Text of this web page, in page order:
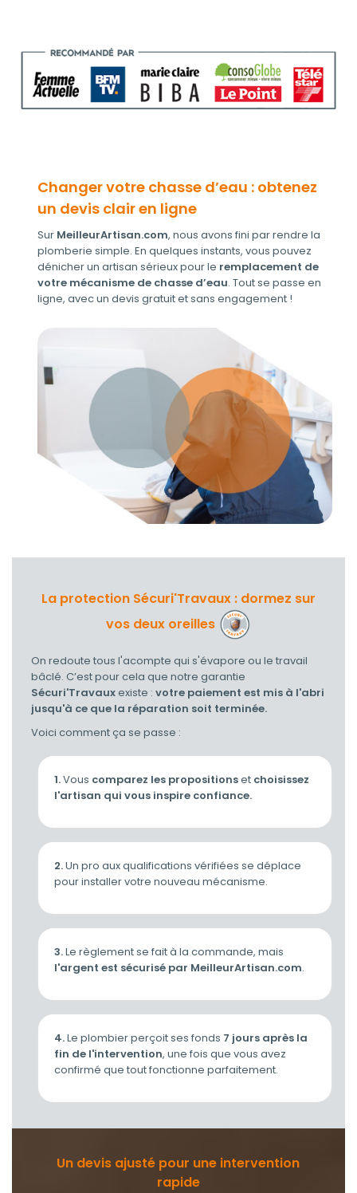
Changer votre chasse d’eau : obtenez
un devis clair en ligne
Sur MeilleurArtisan.com, nous avons fini par rendre la
plomberie simple. En quelques instants, vous pouvez
dénicher un artisan sérieuxpour le remplacement de
votre mécanisme de chasse d’eau. Tout se passe en
ligne, avec un devis gratuit et sans engagement !
La protection Sécuri'Travaux : dormez sur
vos deux oreilles
On redoute tous l'acompte qui s'évapore ou le travail
bâclé. C’est pour cela que notre garantie
Sécuri'Travauxexiste : votre paiement est mis à l'abri
jusqu'à ce que la réparation soit terminée.
Voici comment ça se passe :
1.Vous comparez les propositionset choisissez
l'artisan qui vous inspire confiance.
2.Un pro aux qualifications vérifiées se déplace
pour installer votre nouveau mécanisme.
3.Le règlement se fait à la commande, mais
l'argent est sécurisé par MeilleurArtisan.com.
4.Le plombier perçoit ses fonds 7 jours après la
fin de l'intervention, une fois que vous avez
confirmé que tout fonctionne parfaitement.
Un devis ajusté pour une intervention
rapide